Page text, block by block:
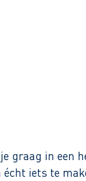
graag in
iets te